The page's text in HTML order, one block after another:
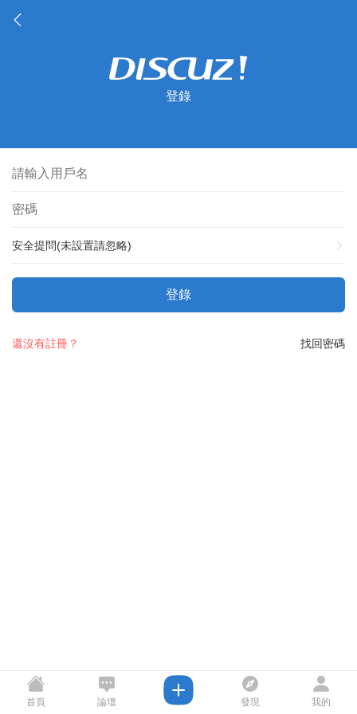
登錄
安全提問(未設置請忽略)
登錄
找回密碼
還沒有註冊？
首頁 論壇 發現 我的